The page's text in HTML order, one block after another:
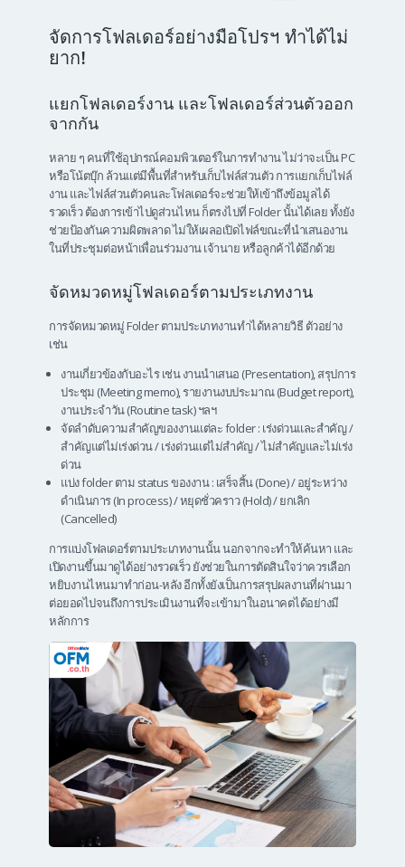
จัดการโฟลเดอร์อย่างมือโปรฯ ทำได้ไม่
ยาก!
แยกโฟลเดอร์งาน และโฟลเดอร์ส่วนตัวออก
จากกัน
หลาย ๆ คนที่ใช้อุปกรณ์คอมพิวเตอร์ในการทำงาน ไม่ว่าจะเป็น PC
หรือโน้ตบุ๊ก ล้วนแต่มีพื้นที่สำหรับเก็บไฟล์ส่วนตัว การแยกเก็บไฟล์
งาน และไฟล์ส่วนตัวคนละโฟลเดอร์จะช่วยให้เข้าถึงข้อมูลได้
รวดเร็ว ต้องการเข้าไปดูส่วนไหน ก็ตรงไปที่ Folder นั้นได้เลย ทั้งยัง
ช่วยป้องกันความผิดพลาด ไม่ให้เผลอเปิดไฟล์ขณะที่นำเสนองาน
ในที่ประชุมต่อหน้าเพื่อนร่วมงาน เจ้านาย หรือลูกค้าได้อีกด้วย
จัดหมวดหมู่โฟลเดอร์ตามประเภทงาน
การจัดหมวดหมู่ Folder ตามประเภทงานทำได้หลายวิธี ตัวอย่าง
เช่น
งานเกี่ยวข้องกับอะไร เช่น งานนำเสนอ (Presentation), สรุปการ
ประชุม (Meeting memo), รายงานงบประมาณ (Budget report),
งานประจำวัน (Routine task) ฯลฯ
จัดลำดับความสำคัญของงานแต่ละ folder : เร่งด่วนและสำคัญ /
สำคัญแต่ไม่เร่งด่วน / เร่งด่วนแต่ไม่สำคัญ / ไม่สำคัญและไม่เร่ง
ด่วน
แบ่ง folder ตาม status ของงาน : เสร็จสิ้น (Done) / อยู่ระหว่าง
ดำเนินการ (In process) / หยุดชั่วคราว (Hold) / ยกเลิก
(Cancelled)
การแบ่งโฟลเดอร์ตามประเภทงานนั้น นอกจากจะทำให้ค้นหา และ
เปิดงานขึ้นมาดูได้อย่างรวดเร็ว ยังช่วยในการตัดสินใจว่าควรเลือก
หยิบงานไหนมาทำก่อน-หลัง อีกทั้งยังเป็นการสรุปผลงานที่ผ่านมา
ต่อยอดไปจนถึงการประเมินงานที่จะเข้ามาในอนาคตได้อย่างมี
หลักการ